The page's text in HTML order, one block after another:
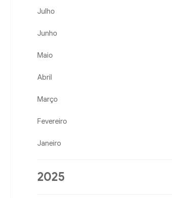
Julho
Junho
Maio
Abril
Março
Fevereiro
Janeiro
2025